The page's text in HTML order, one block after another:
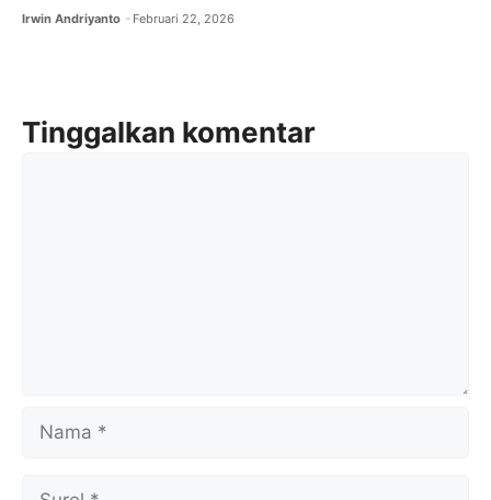
Irwin Andriyanto Februari 22, 2026
Tinggalkan komentar
Nama
Surel